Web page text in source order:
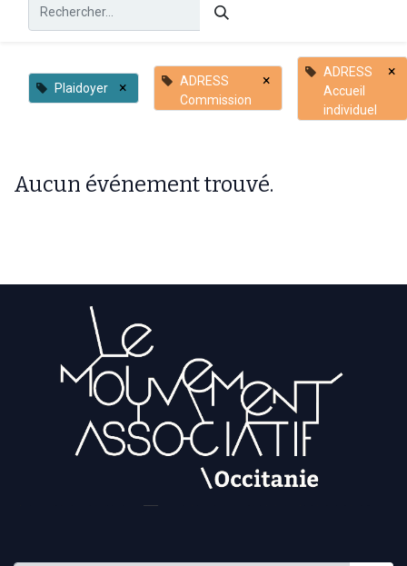
Plaidoyer ×
ADRESS
Commission
×
ADRESS
Accueil
individuel
×
Aucun événement trouvé.